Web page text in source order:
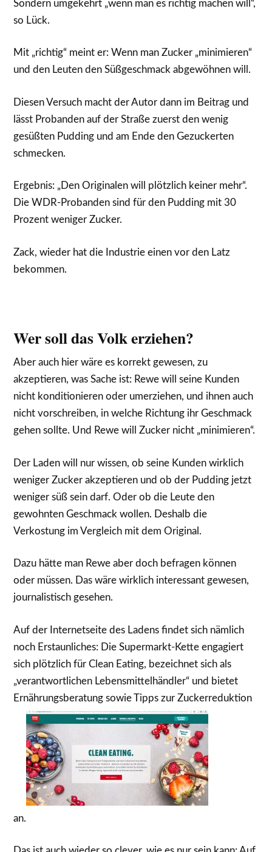
Sondern umgekehrt „wenn man es richtig machen will“,
so Lück.
Mit „richtig“ meint er: Wenn man Zucker „minimieren“
und den Leuten den Süßgeschmack abgewöhnen will.
Diesen Versuch macht der Autor dann im Beitrag und
lässt Probanden auf der Straße zuerst den wenig
gesüßten Pudding und am Ende den Gezuckerten
schmecken.
Ergebnis: „Den Originalen will plötzlich keiner mehr“.
Die WDR-Probanden sind für den Pudding mit 30
Prozent weniger Zucker.
Zack, wieder hat die Industrie einen vor den Latz
bekommen.
Wer soll das Volk erziehen?
Aber auch hier wäre es korrekt gewesen, zu
akzeptieren, was Sache ist: Rewe will seine Kunden
nicht konditionieren oder umerziehen, und ihnen auch
nicht vorschreiben, in welche Richtung ihr Geschmack
gehen sollte. Und Rewe will Zucker nicht „minimieren“.
Der Laden will nur wissen, ob seine Kunden wirklich
weniger Zucker akzeptieren und ob der Pudding jetzt
weniger süß sein darf. Oder ob die Leute den
gewohnten Geschmack wollen. Deshalb die
Verkostung im Vergleich mit dem Original.
Dazu hätte man Rewe aber doch befragen können
oder müssen. Das wäre wirklich interessant gewesen,
journalistisch gesehen.
Auf der Internetseite des Ladens findet sich nämlich
noch Erstaunliches: Die Supermarkt-Kette engagiert
sich plötzlich für Clean Eating, bezeichnet sich als
„verantwortlichen Lebensmittelhändler“ und bietet
Ernährungsberatung sowie Tipps zur Zuckerreduktion
an.